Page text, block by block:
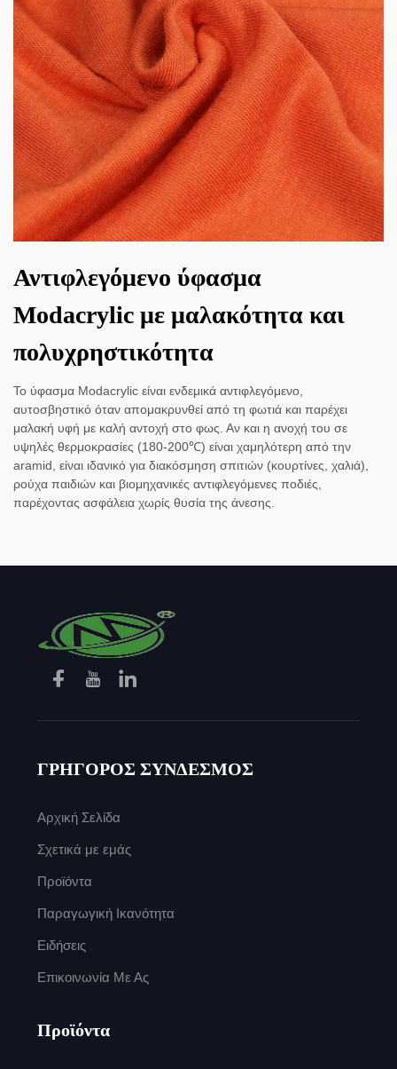
Αντιφλεγόμενο ύφασμα
Modacrylic με μαλακότητα και
πολυχρηστικότητα
Το ύφασμα Modacrylic είναι ενδεμικά αντιφλεγόμενο,
αυτοσβηστικό όταν απομακρυνθεί από τη φωτιά και παρέχει
μαλακή υφή με καλή αντοχή στο φως. Αν και η ανοχή του σε
υψηλές θερμοκρασίες (180-200℃) είναι χαμηλότερη από την
aramid, είναι ιδανικό για διακόσμηση σπιτιών (κουρτίνες, χαλιά),
ρούχα παιδιών και βιομηχανικές αντιφλεγόμενες ποδιές,
παρέχοντας ασφάλεια χωρίς θυσία της άνεσης.
ΓΡΗΓΟΡΟΣ ΣΥΝΔΕΣΜΟΣ
Αρχική Σελίδα
Σχετικά με εμάς
Προϊόντα
Παραγωγική Ικανότητα
Ειδήσεις
Επικοινωνία Με Ας
Προϊόντα